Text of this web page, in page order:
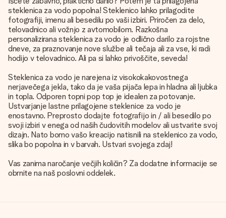
steklenica za vodo popolna! Steklenico lahko prilagodite
fotografiji, imenu ali besedilu po vaši izbiri. Priročen za delo,
telovadnico ali vožnjo z avtomobilom. Razkošna
personalizirana steklenica za vodo je odlično darilo za rojstne
dneve, za praznovanje nove službe ali tečaja ali za vse, ki radi
hodijo v telovadnico. Ali pa si lahko privoščite, seveda!
Steklenica za vodo je narejena iz visokokakovostnega
nerjavečega jekla, tako da je vaša pijača lepa in hladna ali ljubka
in topla. Odporen topni pop top je idealen za potovanje.
Ustvarjanje lastne prilagojene steklenice za vodo je
enostavno. Preprosto dodajte fotografijo in / ali besedilo po
svoji izbiri v enega od naših čudovitih modelov ali ustvarite svoj
dizajn. Nato bomo vašo kreacijo natisnili na steklenico za vodo,
slika bo popolna in v barvah. Ustvari svojega zdaj!
Vas zanima naročanje večjih količin? Za dodatne informacije se
obrnite na naš poslovni oddelek.